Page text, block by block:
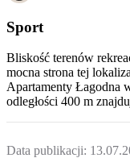
Sport
Bliskość terenów
mocna strona tej
Apartamenty Łagodna
odległości 400 m
Data publikacji: